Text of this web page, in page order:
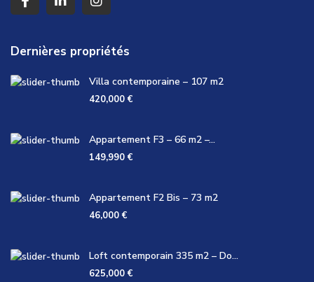
Dernières propriétés
Villa contemporaine – 107 m2
420,000 €
Appartement F3 – 66 m2 –...
149,990 €
Appartement F2 Bis – 73 m2
46,000 €
Loft contemporain 335 m2 – Do...
625,000 €